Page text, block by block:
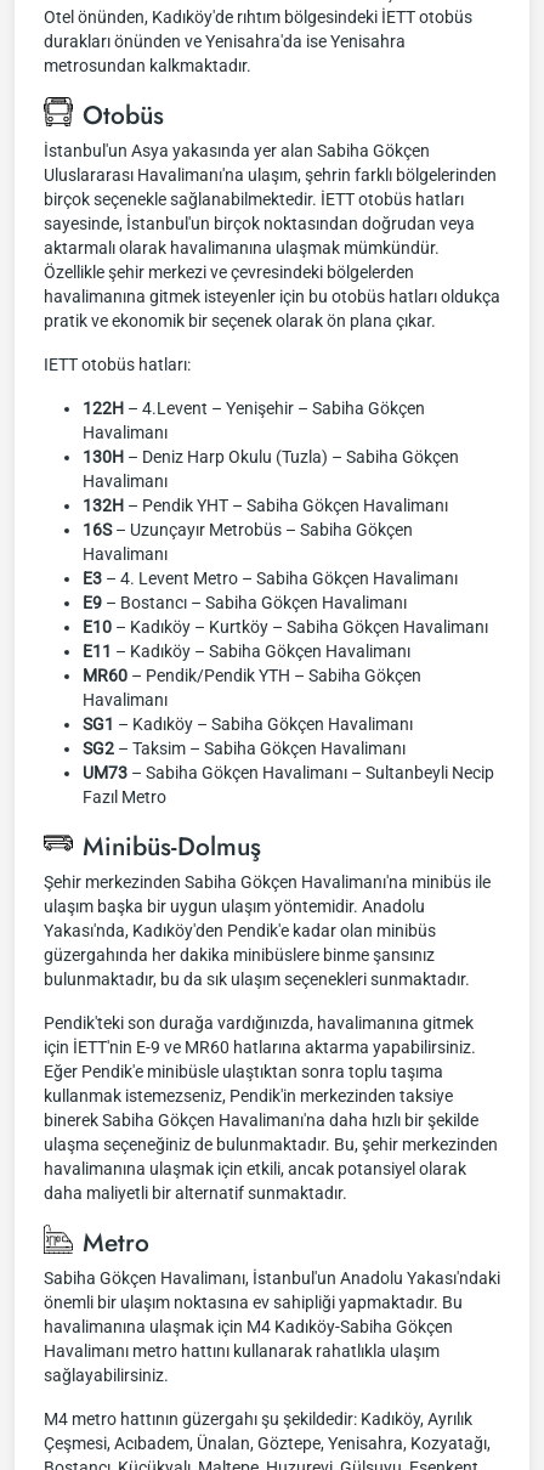
Otel önünden, Kadıköy'de rıhtım bölgesindeki İETT otobüs
durakları önünden ve Yenisahra'da ise Yenisahra
metrosundan kalkmaktadır.
Otobüs
İstanbul'un Asya yakasında yer alan Sabiha Gökçen
Uluslararası Havalimanı'na ulaşım, şehrin farklı bölgelerinden
birçok seçenekle sağlanabilmektedir. İETT otobüs hatları
sayesinde, İstanbul'un birçok noktasından doğrudan veya
aktarmalı olarak havalimanına ulaşmak mümkündür.
Özellikle şehir merkezi ve çevresindeki bölgelerden
havalimanına gitmek isteyenler için bu otobüs hatları oldukça
pratik ve ekonomik bir seçenek olarak ön plana çıkar.
IETT otobüs hatları:
122H – 4.Levent – Yenişehir – Sabiha Gökçen
Havalimanı
130H – Deniz Harp Okulu (Tuzla) – Sabiha Gökçen
Havalimanı
132H – Pendik YHT – Sabiha Gökçen Havalimanı
16S– Uzunçayır Metrobüs – Sabiha Gökçen
Havalimanı
E3 – 4. Levent Metro – Sabiha Gökçen Havalimanı
E9 – Bostancı – Sabiha Gökçen Havalimanı
E10 – Kadıköy – Kurtköy – Sabiha Gökçen Havalimanı
E11 – Kadıköy – Sabiha Gökçen Havalimanı
MR60 – Pendik/Pendik YTH – Sabiha Gökçen
Havalimanı
SG1 – Kadıköy – Sabiha Gökçen Havalimanı
SG2 – Taksim – Sabiha Gökçen Havalimanı
UM73 – Sabiha Gökçen Havalimanı – Sultanbeyli Necip
Fazıl Metro
Minibüs-Dolmuş
Şehir merkezinden Sabiha Gökçen Havalimanı'na minibüs ile
ulaşım başka bir uygun ulaşım yöntemidir. Anadolu
Yakası'nda, Kadıköy'den Pendik'e kadar olan minibüs
güzergahında her dakika minibüslere binme şansınız
bulunmaktadır, bu da sık ulaşım seçenekleri sunmaktadır.
Pendik'teki son durağa vardığınızda, havalimanına gitmek
için İETT'nin E-9 ve MR60 hatlarına aktarma yapabilirsiniz.
Eğer Pendik'e minibüsle ulaştıktan sonra toplu taşıma
kullanmak istemezseniz, Pendik'in merkezinden taksiye
binerek Sabiha Gökçen Havalimanı'na daha hızlı bir şekilde
ulaşma seçeneğiniz de bulunmaktadır. Bu, şehir merkezinden
havalimanına ulaşmak için etkili, ancak potansiyel olarak
daha maliyetli bir alternatif sunmaktadır.
Metro
Sabiha Gökçen Havalimanı, İstanbul'un Anadolu Yakası'ndaki
önemli bir ulaşım noktasına ev sahipliği yapmaktadır. Bu
havalimanına ulaşmak için M4 Kadıköy-Sabiha Gökçen
Havalimanı metro hattını kullanarak rahatlıkla ulaşım
sağlayabilirsiniz.
M4 metro hattının güzergahı şu şekildedir: Kadıköy, Ayrılık
Çeşmesi, Acıbadem, Ünalan, Göztepe, Yenisahra, Kozyatağı,